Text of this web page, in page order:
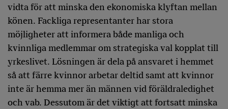
vidta för att minska den ekonomiska klyftan mellan
könen. Fackliga representanter har stora
möjligheter att informera både manliga och
kvinnliga medlemmar om strategiska val kopplat till
yrkeslivet. Lösningen är dela på ansvaret i hemmet
så att färre kvinnor arbetar deltid samt att kvinnor
inte är hemma mer än männen vid föräldraledighet
och vab. Dessutom är det viktigt att fortsatt minska